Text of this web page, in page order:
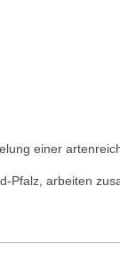
einer
Pfalz, arbeiten